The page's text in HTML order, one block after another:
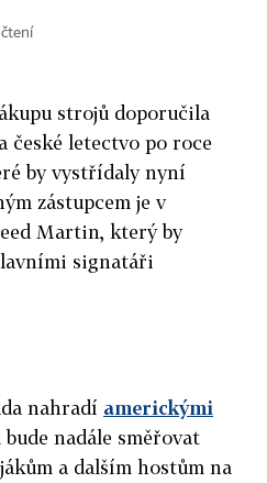
čtení
strojů doporučila
české letectvo po roce
by vystřídaly nyní
zástupcem je v
Martin, který by
signatáři
nahradí americkými
nadále směřovat
a dalším hostům na